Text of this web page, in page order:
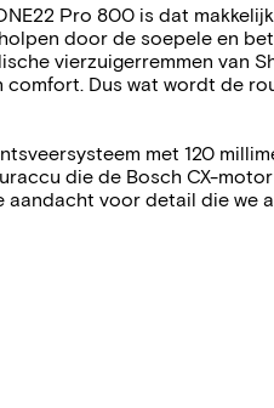
Pro 800 is dat
door de soepele en
vierzuigerremmen van
Dus wat wordt de
met 120
die de Bosch CX-
voor detail die we